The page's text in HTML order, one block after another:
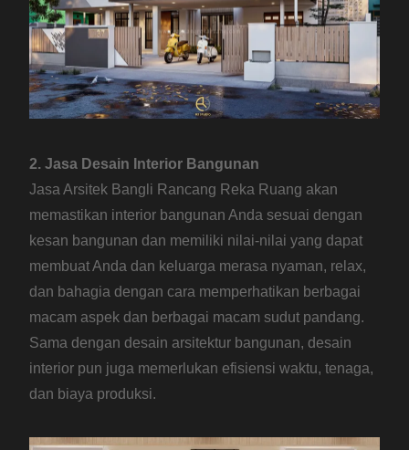
2. Jasa Desain Interior Bangunan
Jasa Arsitek Bangli Rancang Reka Ruang akan
memastikan interior bangunan Anda sesuai dengan
kesan bangunan dan memiliki nilai-nilai yang dapat
membuat Anda dan keluarga merasa nyaman, relax,
dan bahagia dengan cara memperhatikan berbagai
macam aspek dan berbagai macam sudut pandang.
Sama dengan desain arsitektur bangunan, desain
interior pun juga memerlukan efisiensi waktu, tenaga,
dan biaya produksi.